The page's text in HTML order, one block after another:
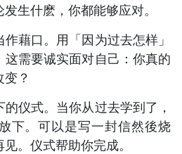
生什麽，你都能够应对。
藉口。用「因为过去怎样」
需要诚实面对自己：你真的
？
仪式。当你从过去学到了，
下。可以是写一封信然後烧
。仪式帮助你完成。